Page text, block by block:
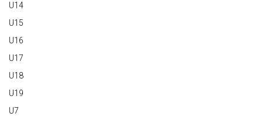
U14
U15
U16
U17
U18
U19
U7